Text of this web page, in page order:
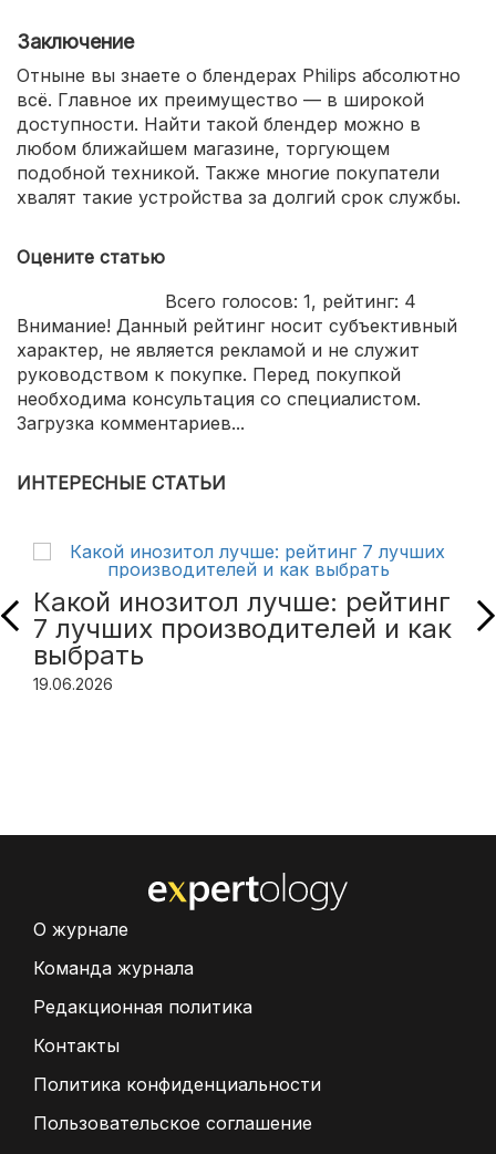
Заключение
Отныне вы знаете о блендерах Philips абсолютно
всё. Главное их преимущество — в широкой
доступности. Найти такой блендер можно в
любом ближайшем магазине, торгующем
подобной техникой. Также многие покупатели
хвалят такие устройства за долгий срок службы.
Оцените статью
Всего голосов: 1, рейтинг: 4
Внимание! Данный рейтинг носит субъективный
характер, не является рекламой и не служит
руководством к покупке. Перед покупкой
необходима консультация со специалистом.
Загрузка комментариев...
ИНТЕРЕСНЫЕ СТАТЬИ
Какой инозитол лучше: рейтинг
7 лучших производителей и как
выбрать
19.06.2026
О журнале
Команда журнала
Редакционная политика
Контакты
Политика конфиденциальности
Пользовательское соглашение